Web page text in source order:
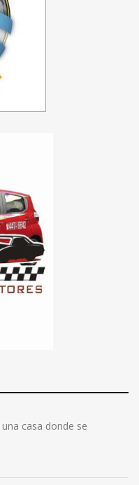
casa donde se